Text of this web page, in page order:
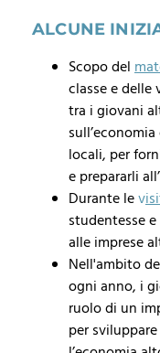
ALCUNE
Scopo del
classe e delle
tra i giovani
locali, per
e prepararli
Durante lev
studentesse
alle imprese
Nell'ambito
ogni anno, i
ruolo di un
per